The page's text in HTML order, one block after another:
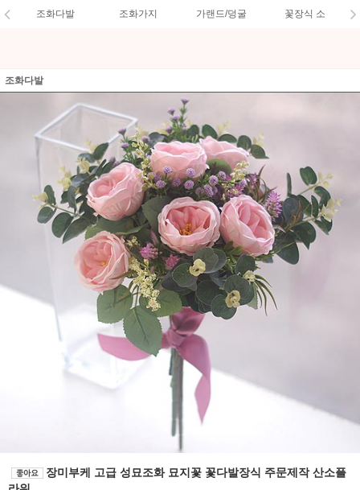
조화다발 조화가지 가랜드/덩굴 꽃장식 소
조화다발
장미부케 고급 성묘조화 묘지꽃 꽃다발장식 주문제작 산소플